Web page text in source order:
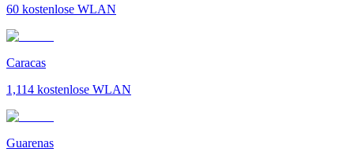
60 kostenlose WLAN
Caracas
1,114 kostenlose WLAN
Guarenas